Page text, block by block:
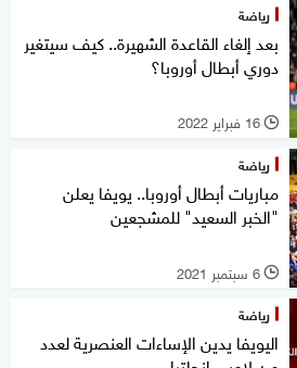
رياضة
بعد إلغاء القاعدة الشهيرة.. كيف سيتغير
دوري أبطال أوروبا؟
l 16 فبراير 2022
رياضة
مباريات أبطال أوروبا.. يويفا يعلن
"الخبر السعيد" للمشجعين
l 6 سبتمبر 2021
رياضة
اليويفا يدين الإساءات العنصرية لعدد